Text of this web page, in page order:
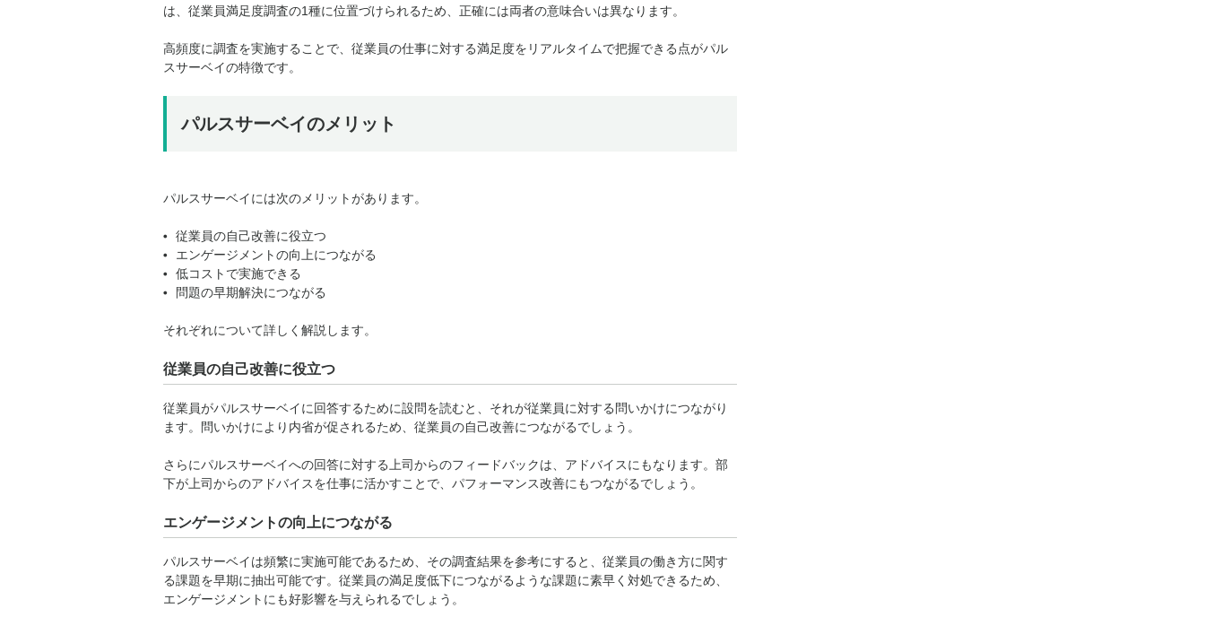
は、従業員満足度調査の1種に位置づけられるため、正確には両者の意味合いは異なります。
高頻度に調査を実施することで、従業員の仕事に対する満足度をリアルタイムで把握できる点がパル
スサーベイの特徴です。
パルスサーベイのメリット
パルスサーベイには次のメリットがあります。
従業員の自己改善に役立つ
エンゲージメントの向上につながる
低コストで実施できる
問題の早期解決につながる
それぞれについて詳しく解説します。
従業員の自己改善に役立つ
従業員がパルスサーベイに回答するために設問を読むと、それが従業員に対する問いかけにつながり
ます。問いかけにより内省が促されるため、従業員の自己改善につながるでしょう。
さらにパルスサーベイへの回答に対する上司からのフィードバックは、アドバイスにもなります。部
下が上司からのアドバイスを仕事に活かすことで、パフォーマンス改善にもつながるでしょう。
エンゲージメントの向上につながる
パルスサーベイは頻繁に実施可能であるため、その調査結果を参考にすると、従業員の働き方に関す
る課題を早期に抽出可能です。従業員の満足度低下につながるような課題に素早く対処できるため、
エンゲージメントにも好影響を与えられるでしょう。